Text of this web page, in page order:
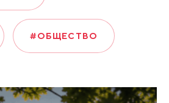
#ОБЩЕСТВО